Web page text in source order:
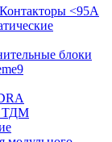
<95A
блоки
ТДМ